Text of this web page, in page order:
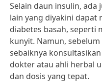
Selain daun insulin,
lain yang diyakini dapat
diabetes basah, seperti
kunyit. Namun,
sebaiknya
dokter atau ahli herbal
dan dosis yang tepat.